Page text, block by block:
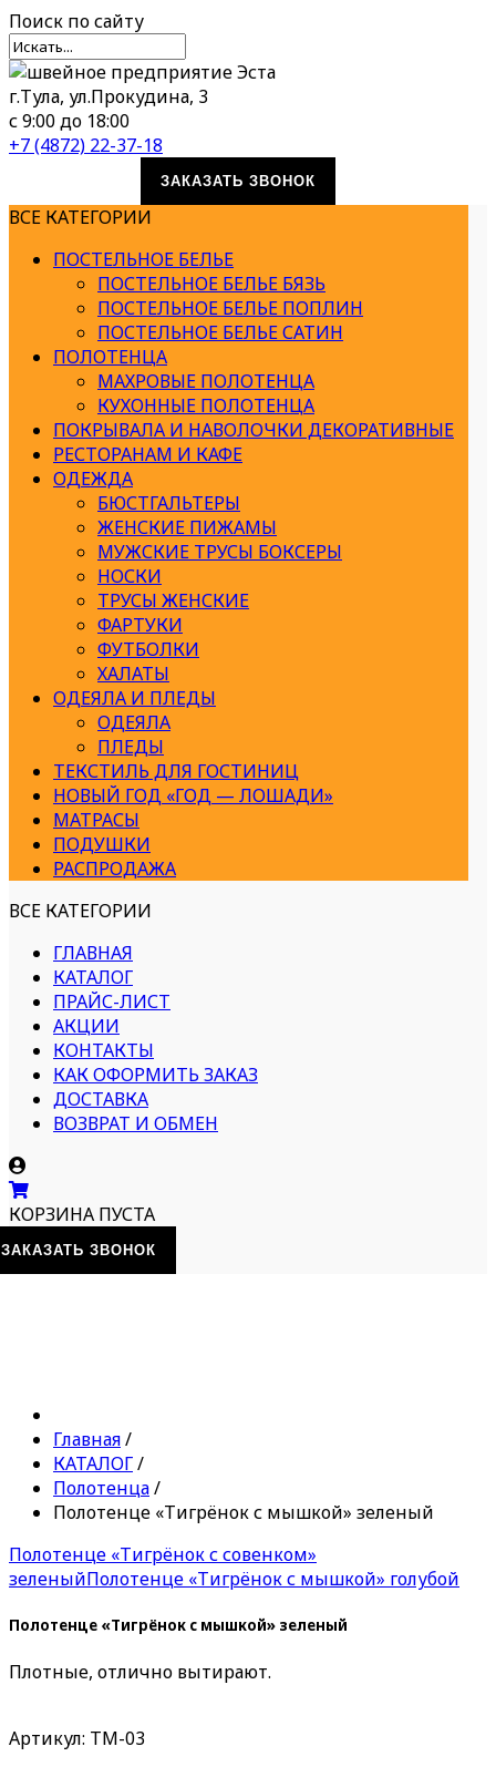
Поиск по сайту
г.Тула, ул.Прокудина, 3
с 9:00 до 18:00
+7 (4872) 22-37-18
ЗАКАЗАТЬ ЗВОНОК
ВСЕ КАТЕГОРИИ
ПОСТЕЛЬНОЕ БЕЛЬЕ
ПОСТЕЛЬНОЕ БЕЛЬЕ БЯЗЬ
ПОСТЕЛЬНОЕ БЕЛЬЕ ПОПЛИН
ПОСТЕЛЬНОЕ БЕЛЬЕ САТИН
ПОЛОТЕНЦА
МАХРОВЫЕ ПОЛОТЕНЦА
КУХОННЫЕ ПОЛОТЕНЦА
ПОКРЫВАЛА И НАВОЛОЧКИ ДЕКОРАТИВНЫЕ
РЕСТОРАНАМ И КАФЕ
ОДЕЖДА
БЮСТГАЛЬТЕРЫ
ЖЕНСКИЕ ПИЖАМЫ
МУЖСКИЕ ТРУСЫ БОКСЕРЫ
НОСКИ
ТРУСЫ ЖЕНСКИЕ
ФАРТУКИ
ФУТБОЛКИ
ХАЛАТЫ
ОДЕЯЛА И ПЛЕДЫ
ОДЕЯЛА
ПЛЕДЫ
ТЕКСТИЛЬ ДЛЯ ГОСТИНИЦ
НОВЫЙ ГОД «ГОД — ЛОШАДИ»
МАТРАСЫ
ПОДУШКИ
РАСПРОДАЖА
ВСЕ КАТЕГОРИИ
ГЛАВНАЯ
КАТАЛОГ
ПРАЙС-ЛИСТ
АКЦИИ
КОНТАКТЫ
КАК ОФОРМИТЬ ЗАКАЗ
ДОСТАВКА
ВОЗВРАТ И ОБМЕН
КОРЗИНА ПУСТА
ЗАКАЗАТЬ ЗВОНОК
Главная/
КАТАЛОГ/
Полотенца/
Полотенце «Тигрёнок с мышкой» зеленый
Полотенце «Тигрёнок с совенком»
зеленыйПолотенце «Тигрёнок с мышкой» голубой
Полотенце «Тигрёнок с мышкой» зеленый
Плотные, отлично вытирают.
Артикул: ТМ-03